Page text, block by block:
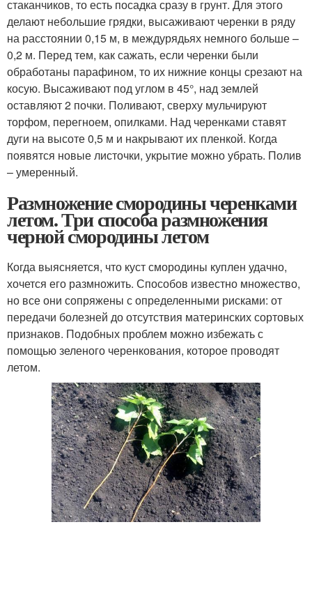
стаканчиков, то есть посадка сразу в грунт. Для этого
делают небольшие грядки, высаживают черенки в ряду
на расстоянии 0,15 м, в междурядьях немного больше –
0,2 м. Перед тем, как сажать, если черенки были
обработаны парафином, то их нижние концы срезают на
косую. Высаживают под углом в 45°, над землей
оставляют 2 почки. Поливают, сверху мульчируют
торфом, перегноем, опилками. Над черенками ставят
дуги на высоте 0,5 м и накрывают их пленкой. Когда
появятся новые листочки, укрытие можно убрать. Полив
– умеренный.
Размножение смородины черенками
летом. Три способа размножения
черной смородины летом
Когда выясняется, что куст смородины куплен удачно,
хочется его размножить. Способов известно множество,
но все они сопряжены с определенными рисками: от
передачи болезней до отсутствия материнских сортовых
признаков. Подобных проблем можно избежать с
помощью зеленого черенкования, которое проводят
летом.